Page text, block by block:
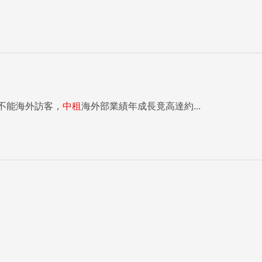
海外訪客， 中租海外部業績年成長竟高達約...